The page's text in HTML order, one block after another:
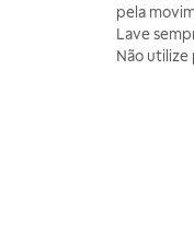
pela
Lave
Não utilize